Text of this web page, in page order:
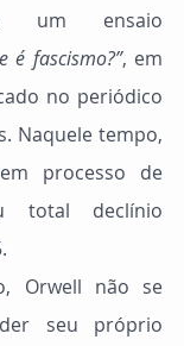
um ensaio
é fascismo?”, em
no periódico
Naquele tempo,
processo de
total declínio
seu próprio